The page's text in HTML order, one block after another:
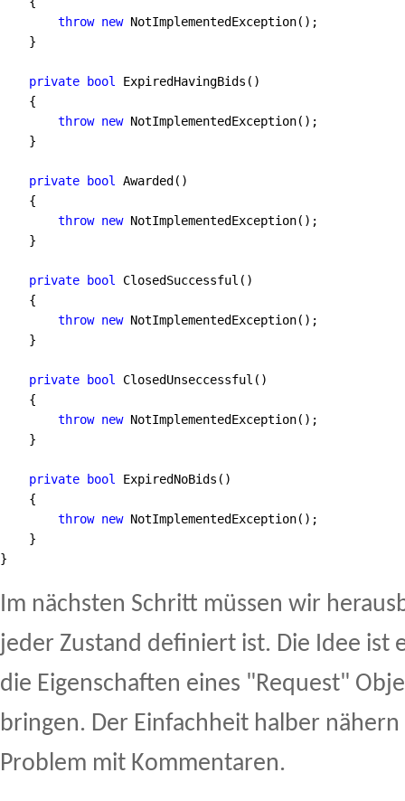
throw new NotImplementedException();
    }
private bool ExpiredHavingBids()
    {
throw new NotImplementedException();
    }
private bool Awarded()
    {
throw new NotImplementedException();
    }
private bool ClosedSuccessful()
    {
throw new NotImplementedException();
    }
private bool ClosedUnseccessful()
    {
throw new NotImplementedException();
    }
private bool ExpiredNoBids()
    {
throw new NotImplementedException();
    }
}
Im nächsten Schritt müssen wir
jeder Zustand definiert ist. Die Idee ist
die Eigenschaften eines "Request"
bringen. Der Einfachheit halber
Problem mit Kommentaren.